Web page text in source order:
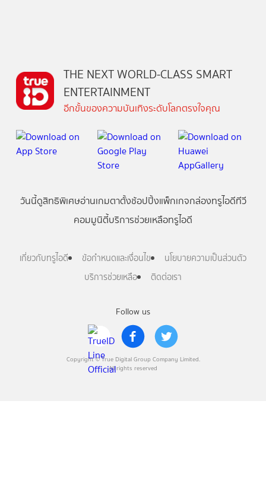
Follow us
Copyright © True Digital Group Company Limited.
All rights reserved
THE NEXT WORLD-CLASS SMART
ENTERTAINMENT
อีกขั้นของความบันเทิงระดับโลกตรงใจคุณ
วันนี้ดูสิทธิพิเศษอ่านเกมตาตั้งช้อปปิ้งแพ็กเกจกล่องทรูไอดีทีวี
คอมมูนิตี้บริการช่วยเหลือทรูไอดี
เกี่ยวกับทรูไอดี ข้อกำหนดและเงื่อนไข
นโยบายความเป็นส่วนตัว
บริการช่วยเหลือ
ติดต่อเรา